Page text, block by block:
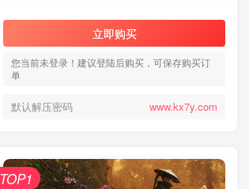
立即购买
您当前未登录！建议登陆后购买，可保存购买订
单
默认解压密码 www.kx7y.com
TOP1